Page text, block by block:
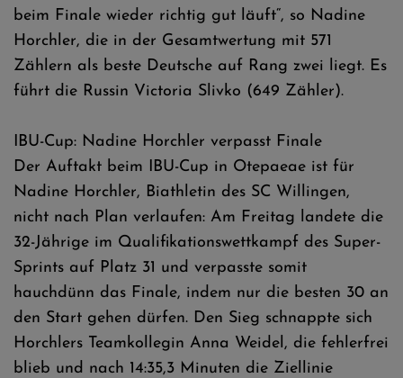
beim Finale wieder richtig gut läuft“, so Nadine
Horchler, die in der Gesamtwertung mit 571
Zählern als beste Deutsche auf Rang zwei liegt. Es
führt die Russin Victoria Slivko (649 Zähler).
IBU-Cup: Nadine Horchler verpasst Finale
Der Auftakt beim IBU-Cup in Otepaeae ist für
Nadine Horchler, Biathletin des SC Willingen,
nicht nach Plan verlaufen: Am Freitag landete die
32-Jährige im Qualifikationswettkampf des Super-
Sprints auf Platz 31 und verpasste somit
hauchdünn das Finale, indem nur die besten 30 an
den Start gehen dürfen. Den Sieg schnappte sich
Horchlers Teamkollegin Anna Weidel, die fehlerfrei
blieb und nach 14:35,3 Minuten die Ziellinie